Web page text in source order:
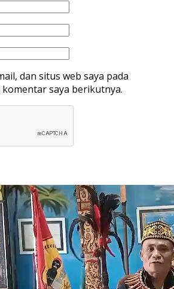
dan situs web saya pada
saya berikutnya.